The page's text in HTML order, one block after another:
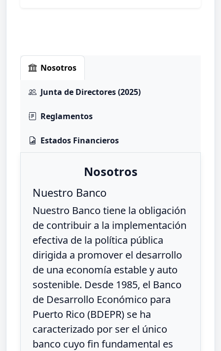
Nosotros
Junta de Directores (2025)
Reglamentos
Estados Financieros
Nosotros
Nuestro Banco
Nuestro Banco tiene la obligación
de contribuir a la implementación
efectiva de la política pública
dirigida a promover el desarrollo
de una economía estable y auto
sostenible. Desde 1985, el Banco
de Desarrollo Económico para
Puerto Rico (BDEPR) se ha
caracterizado por ser el único
banco cuyo fin fundamental es